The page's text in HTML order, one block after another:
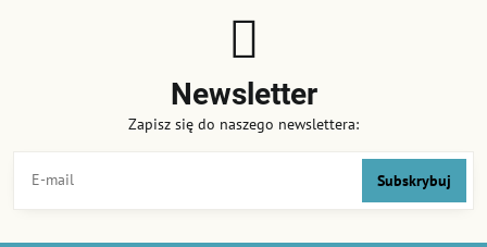
Newsletter
Zapisz się do naszego newslettera:
Subskrybuj